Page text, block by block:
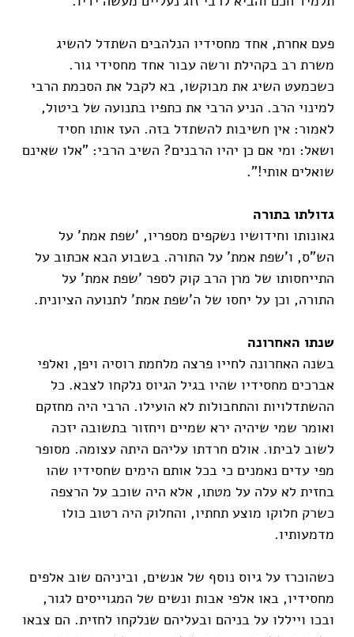
פעם אחרת, אחד מחסידיו הנלהבים השתדל להשיג
משרת רב בקהילת ורשה עבור אחד מחסידי גור.
כשכמעט השיג את מבוקשו, בא לקבל את הסכמת הרבי
למינוי הרב. הניע הרבי את כתפיו בתנועה של ביטול,
לאמור: אין חשיבות להשתדל בזה. העז אותו חסיד
ושאל: ומי אם כן יהיו הרבנים? השיב הרבי: "אלו שאינם
שואלים אותי!".
גדולתו בתורה
גאונותו וחידושיו נשקפים מספריו, 'שפת אמת' על
הש"ס, ו'שפת אמת' על התורה. בשבוע הבא אכתוב על
התייחסותו של מרן הרב קוק לספר 'שפת אמת' על
התורה, וכן על יחסו של ה'שפת אמת' לתנועה הציונית.
שנתו האחרונה
בשנה האחרונה לחייו פרצה מלחמת רוסיה ויפן, ואלפי
אברכים מחסידיו שהיו בגיל הגיוס נלקחו לצבא. כל
ההשתדלויות והתחבולות לא הועילו. הרבי היה מחזקם
ואומר שמי שיהיה ירא שמיים ויחזור בתשובה יזכה
לשוב לביתו. אולם חרדתו עליהם היתה עצומה. מסופר
מפי עדים נאמנים כי בכל אותם הימים שחסידיו שהו
בחזית לא עלה על מטתו, אלא היה שוכב על הרצפה
כשרק חלוקו מוצע תחתיו, והחלוק היה רטוב כולו
מדמעותיו.
כשהוכרז על גיוס נוסף של אנשים, וביניהם שוב אלפים
מחסידיו, באו אלפי אבות ונשים של המגוייסים לגור,
ובכו וייללו על בניהם ובעליהם שנלקחו לחזית. הם צבאו